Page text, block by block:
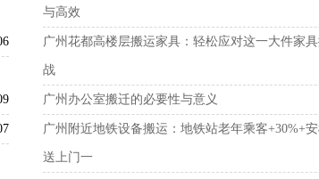
与高效
广州花都高楼层搬运家具：轻松应对这一大件家
战
广州办公室搬迁的必要性与意义
广州附近地铁设备搬运：地铁站老年乘客+30%+安
送上门一